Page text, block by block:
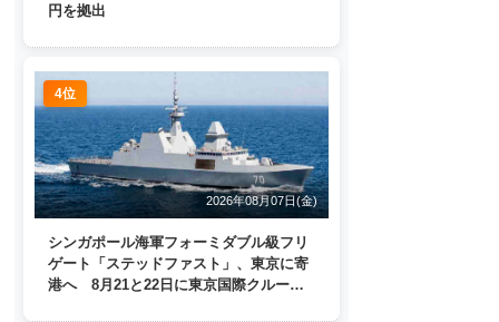
円を拠出
4位
2026年08月07日(金)
シンガポール海軍フォーミダブル級フリ
ゲート「ステッドファスト」、東京に寄
港へ 8月21と22日に東京国際クルーズ